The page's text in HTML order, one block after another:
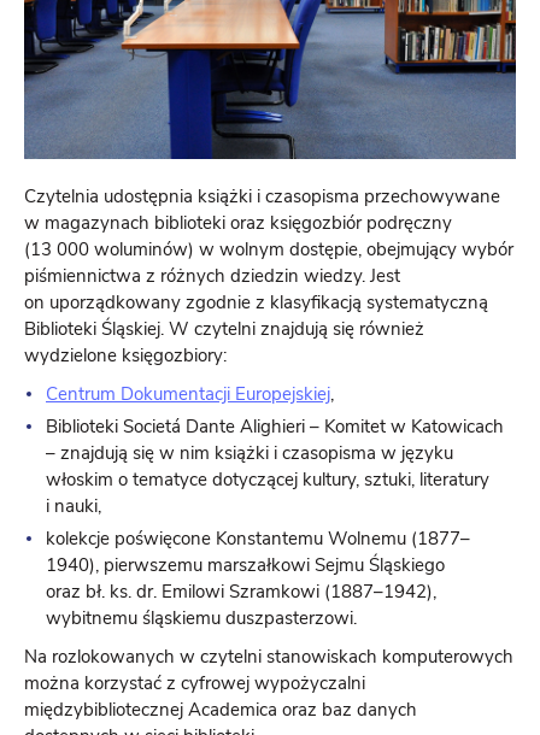
Czytelnia udostępnia książki i czasopisma przechowywane
w magazynach biblioteki oraz księgozbiór podręczny
(13 000 woluminów) w wolnym dostępie, obejmujący wybór
piśmiennictwa z różnych dziedzin wiedzy. Jest
on uporządkowany zgodnie z klasyfikacją systematyczną
Biblioteki Śląskiej. W czytelni znajdują się również
wydzielone księgozbiory:
Centrum Dokumentacji Europejskiej,
Biblioteki Societá Dante Alighieri – Komitet w Katowicach
– znajdują się w nim książki i czasopisma w języku
włoskim o tematyce dotyczącej kultury, sztuki, literatury
i nauki,
kolekcje poświęcone Konstantemu Wolnemu (1877–
1940), pierwszemu marszałkowi Sejmu Śląskiego
oraz bł. ks. dr. Emilowi Szramkowi (1887–1942),
wybitnemu śląskiemu duszpasterzowi.
Na rozlokowanych w czytelni stanowiskach komputerowych
można korzystać z cyfrowej wypożyczalni
międzybibliotecznej Academica oraz baz danych